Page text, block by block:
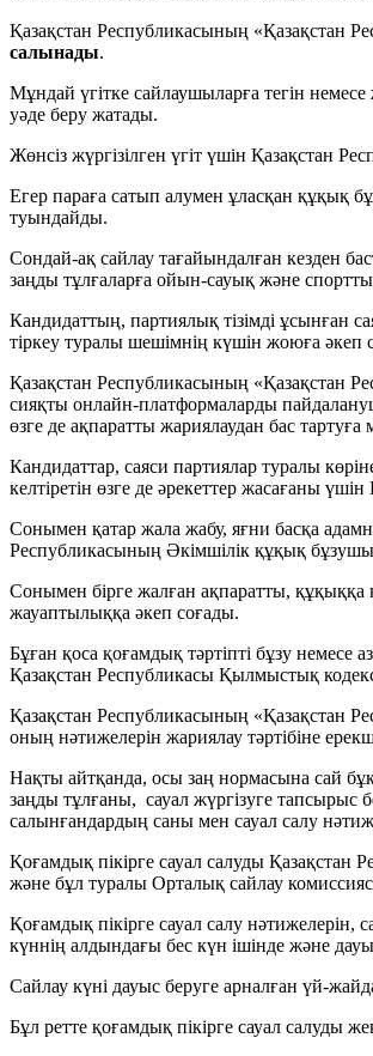
Қазақстан Республикасының «Қазақстан
салынады.
Мұндай үгітке сайлаушыларға тегiн
уәде беру жатады.
Жөнсіз жүргізілген үгіт үшін Қазақстан
Егер параға сатып алумен ұласқан құқық
туындайды.
Сондай-ақ сайлау тағайындалған кезден
заңды тұлғаларға ойын-сауық және
Кандидаттың, партиялық тізімді ұсынған
тіркеу туралы шешімнің күшін жоюға әкеп
Қазақстан Республикасының «Қазақстан
сияқты онлайн-платформаларды
өзге де ақпаратты жариялаудан бас тартуға
Кандидаттар, саяси партиялар туралы
келтіретін өзге де әрекеттер жасағаны
Сонымен қатар жала жабу, яғни басқа
Республикасының Әкімшілік құқық
Сонымен бірге жалған ақпаратты, құқыққа
жауаптылыққа әкеп соғады.
Бұған қоса қоғамдық тәртіпті бұзу немесе
Қазақстан Республикасы Қылмыстық
Қазақстан Республикасының «Қазақстан
оның нәтижелерін жариялау тәртібіне
Нақты айтқанда, осы заң нормасына сай
заңды тұлғаны, сауал жүргізуге
салынғандардың саны мен сауал салу
Қоғамдық пікірге сауал салуды Қазақстан
және бұл туралы Орталық сайлау
Қоғамдық пікірге сауал салу нәтижелерiн,
күннің алдындағы бес күн ішінде және
Сайлау күнi дауыс беруге арналған үй-
Бұл ретте қоғамдық пікірге сауал салуды